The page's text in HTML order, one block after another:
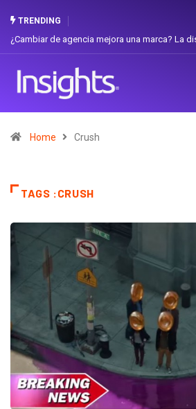
TRENDING
¿Cambiar de agencia mejora una marca? La
Home Crush
TAGS :CRUSH